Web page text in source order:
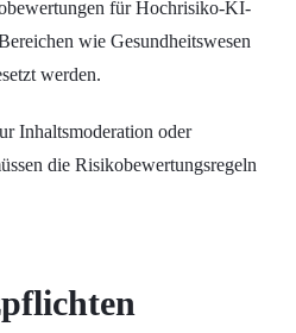
für Hochrisiko-KI-
wie Gesundheitswesen
werden.
Inhaltsmoderation oder
die Risikobewertungsregeln